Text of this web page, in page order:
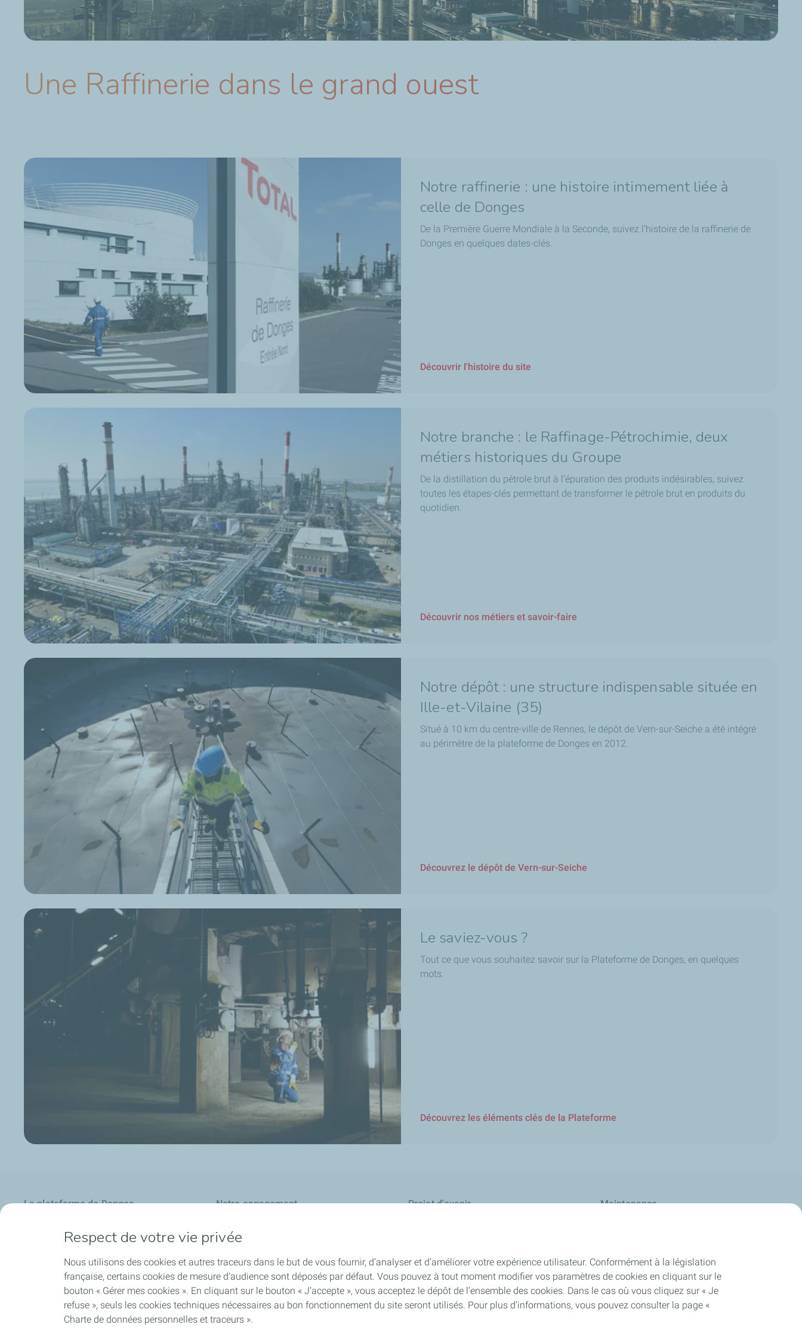
Une Raffinerie dans le grand ouest
Notre raffinerie : une histoire intimement liée à
celle de Donges
De la Première Guerre Mondiale à la Seconde, suivez l’histoire de la raffinerie de
Donges en quelques dates-clés.
Découvrir l'histoire du site
Notre branche : le Raffinage-Pétrochimie, deux
métiers historiques du Groupe
De la distillation du pétrole brut à l’épuration des produits indésirables, suivez
toutes les étapes-clés permettant de transformer le pétrole brut en produits du
quotidien.
Découvrir nos métiers et savoir-faire
Notre dépôt : une structure indispensable située en
Ille-et-Vilaine (35)
Situé à 10 km du centre-ville de Rennes, le dépôt de Vern-sur-Seiche a été intégré
au périmètre de la plateforme de Donges en 2012.
Découvrez le dépôt de Vern-sur-Seiche
Le saviez-vous ?
Tout ce que vous souhaitez savoir sur la Plateforme de Donges, en quelques
mots.
Découvrez les éléments clés de la Plateforme
La plateforme de Donges
Notre identité
Notre engagement
Nos priorités
Projet d'avenir Maintenance
Publications Suivi des signalements
Respect de votre vie privée
Nous utilisons des cookies et autres traceurs dans le but de vous fournir, d’analyser et d’améliorer votre expérience utilisateur. Conformément à la législation
française, certains cookies de mesure d'audience sont déposés par défaut. Vous pouvez à tout moment modifier vos paramètres de cookies en cliquant sur le
bouton « Gérer mes cookies ». En cliquant sur le bouton « J’accepte », vous acceptez le dépôt de l’ensemble des cookies. Dans le cas où vous cliquez sur « Je
refuse », seuls les cookies techniques nécessaires au bon fonctionnement du site seront utilisés. Pour plus d’informations, vous pouvez consulter la page «
Charte de données personnelles et traceurs ».